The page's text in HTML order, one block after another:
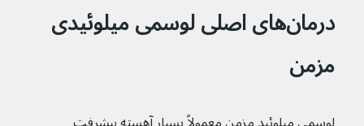
درمان‌های اصلی لوسمی میلوئیدی
مزمن